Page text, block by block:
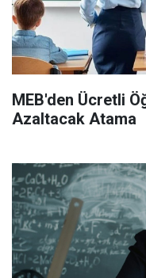
MEB'den Ücretli
Azaltacak Atama